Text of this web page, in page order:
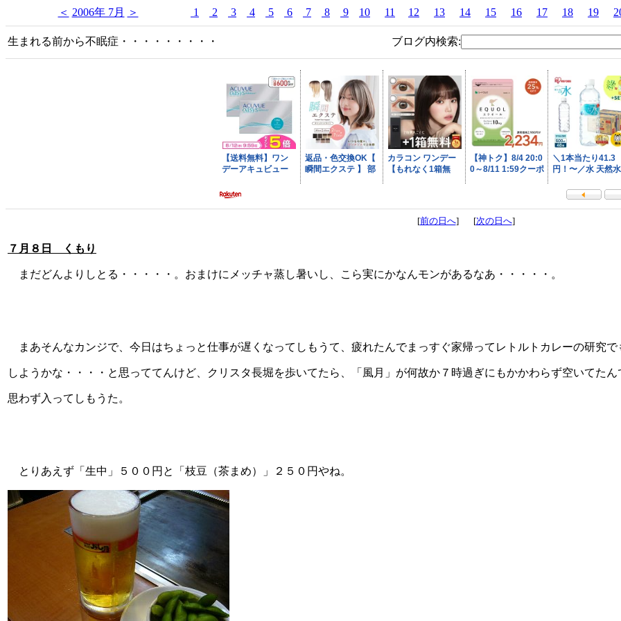
＜ 2006年 7月 ＞ 1 2 3 4 5 6 7 8 9 10 11 12 13 14 15 16 17 18 19
生まれる前から不眠症・・・・・・・・・ ブログ内検索:
[前の日へ] [次の日へ]
７月８日 くもり
まだどんよりしとる・・・・・。おまけにメッチャ蒸し暑いし、こら実にかなんモンがあるなあ・・・・・。
まあそんなカンジで、今日はちょっと仕事が遅くなってしもうて、疲れたんでまっすぐ家帰ってレトルトカレーの研究で
しようかな・・・・と思っててんけど、クリスタ長堀を歩いてたら、「風月」が何故か７時過ぎにもかかわらず空いてたん
思わず入ってしもうた。
とりあえず「生中」５００円と「枝豆（茶まめ）」２５０円やね。